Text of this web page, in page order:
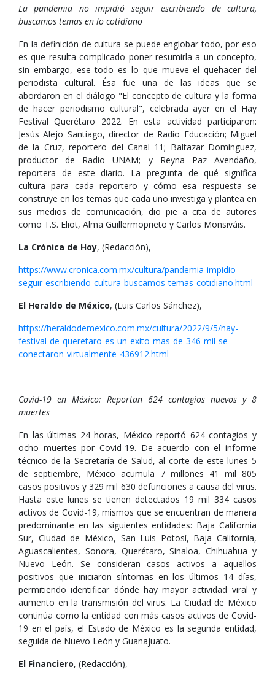
La pandemia no impidió seguir escribiendo de cultura,
buscamos temas en lo cotidiano
En la definición de cultura se puede englobar todo, por eso
es que resulta complicado poner resumirla a un concepto,
sin embargo, ese todo es lo que mueve el quehacer del
periodista cultural. Ésa fue una de las ideas que se
abordaron en el diálogo "El concepto de cultura y la forma
de hacer periodismo cultural", celebrada ayer en el Hay
Festival Querétaro 2022. En esta actividad participaron:
Jesús Alejo Santiago, director de Radio Educación; Miguel
de la Cruz, reportero del Canal 11; Baltazar Domínguez,
productor de Radio UNAM; y Reyna Paz Avendaño,
reportera de este diario. La pregunta de qué significa
cultura para cada reportero y cómo esa respuesta se
construye en los temas que cada uno investiga y plantea en
sus medios de comunicación, dio pie a cita de autores
como T.S. Eliot, Alma Guillermoprieto y Carlos Monsiváis.
La Crónica de Hoy, (Redacción),
https://www.cronica.com.mx/cultura/pandemia-impidio-
seguir-escribiendo-cultura-buscamos-temas-cotidiano.html
El Heraldo de México, (Luis Carlos Sánchez),
https://heraldodemexico.com.mx/cultura/2022/9/5/hay-
festival-de-queretaro-es-un-exito-mas-de-346-mil-se-
conectaron-virtualmente-436912.html
Covid-19 en México: Reportan 624 contagios nuevos y 8
muertes
En las últimas 24 horas, México reportó 624 contagios y
ocho muertes por Covid-19. De acuerdo con el informe
técnico de la Secretaría de Salud, al corte de este lunes 5
de septiembre, México acumula 7 millones 41 mil 805
casos positivos y 329 mil 630 defunciones a causa del virus.
Hasta este lunes se tienen detectados 19 mil 334 casos
activos de Covid-19, mismos que se encuentran de manera
predominante en las siguientes entidades: Baja California
Sur, Ciudad de México, San Luis Potosí, Baja California,
Aguascalientes, Sonora, Querétaro, Sinaloa, Chihuahua y
Nuevo León. Se consideran casos activos a aquellos
positivos que iniciaron síntomas en los últimos 14 días,
permitiendo identificar dónde hay mayor actividad viral y
aumento en la transmisión del virus. La Ciudad de México
continúa como la entidad con más casos activos de Covid-
19 en el país, el Estado de México es la segunda entidad,
seguida de Nuevo León y Guanajuato.
El Financiero, (Redacción),